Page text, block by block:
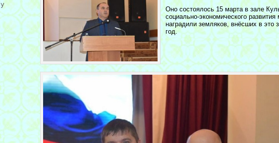
Оно состоялось 15 марта в зале
социально-экономического
наградили земляков, внёсших в это
год.